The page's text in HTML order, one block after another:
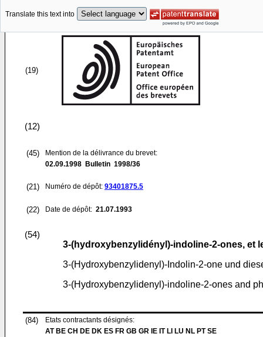
Translate this text into
(19)
(12)
(45)
Mention de la délivrance du brevet:
02.09.1998 Bulletin 1998/36
(21) Numéro de dépôt: 93401875.5
(22) Date de dépôt: 21.07.1993
(54)
3-(hydroxybenzylidényl)-indoline-2-ones, et
3-(Hydroxybenzylidenyl)-Indolin-2-one und
3-(Hydroxybenzylidenyl)-indoline-2-ones and
(84)
Etats contractants désignés:
AT BE CH DE DK ES FR GB GR IE IT LI LU NL PT SE